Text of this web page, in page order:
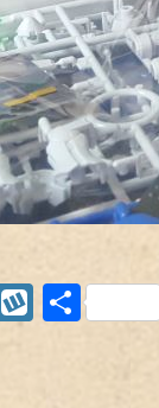
CopyWykop